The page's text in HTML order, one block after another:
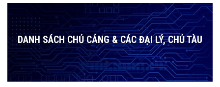
DANH SÁCH CHỦ CẢNG & CÁC ĐẠI LÝ, CHỦ TÀU